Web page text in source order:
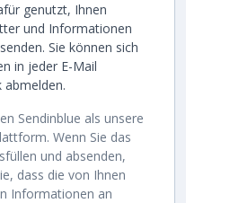
genutzt, Ihnen
und Informationen
Sie können sich
in jeder E-Mail
abmelden.
Sendinblue als unsere
Wenn Sie das
und absenden,
dass die von Ihnen
Informationen an